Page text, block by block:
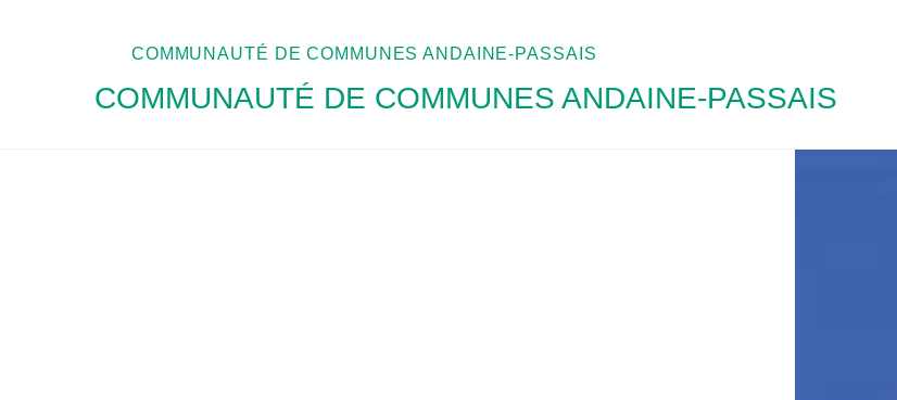
COMMUNAUTÉ DE COMMUNES ANDAINE-PASSAIS
COMMUNAUTÉ DE COMMUNES ANDAINE-PASSAIS